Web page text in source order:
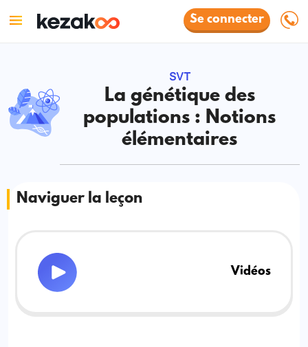
Se connecter
SVT
La génétique des
populations : Notions
élémentaires
Naviguer la leçon
Vidéos